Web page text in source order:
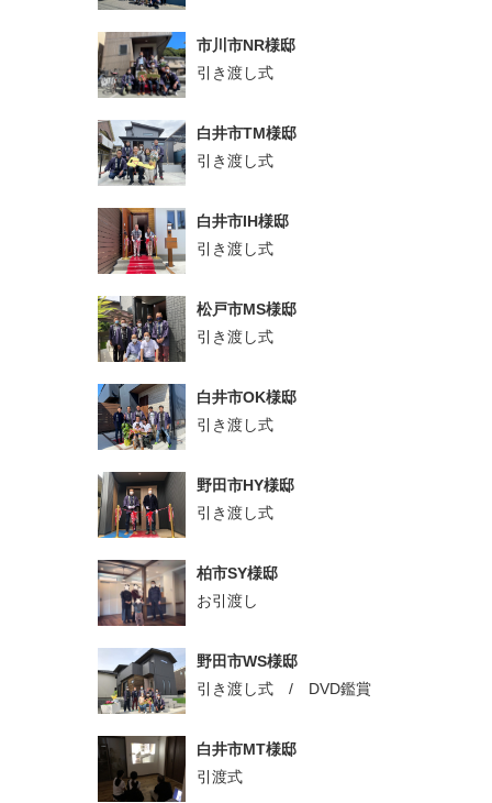
市川市NR様邸
引き渡し式
白井市TM様邸
引き渡し式
白井市IH様邸
引き渡し式
松戸市MS様邸
引き渡し式
白井市OK様邸
引き渡し式
野田市HY様邸
引き渡し式
柏市SY様邸
お引渡し
野田市WS様邸
引き渡し式 / DVD鑑賞
白井市MT様邸
引渡式